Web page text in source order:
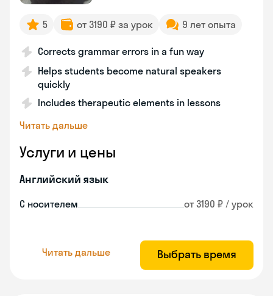
5 от 3190 ₽ за урок 9 лет опыта
Corrects grammar errors in a fun way
Helps students become natural speakers
quickly
Includes therapeutic elements in lessons
Читать дальше
Услуги и цены
Английский язык
С носителем от 3190 ₽ / урок
Читать дальше Выбрать время